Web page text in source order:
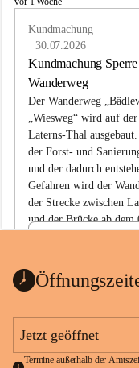
Kundmachung
30.07.2026
Kundmachung Sperre
Wanderweg
Der Wanderweg
„Wiesweg“ wird auf
Laterns-Thal
der Forst- und
und der dadurch
Gefahren wird der
der Strecke zwischen
und der Brücke ab
ht
1 Seite•0,1 MB
Jetzt geöffnet
Termine außerhalb der